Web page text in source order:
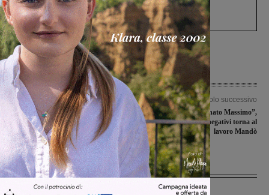
Gianni, Giulia e Franco. Lo schianto, il
processo, lo stop ai sorpassi fra tir....
Articolo precedente
Serristori, Italia in Comune:
“Ospedale punto di riferimento,
programmiamo il dopo-emergenza”
Articolo successivo
Covid-19, “Bentornato Massimo”,
dopo due tamponi negativi torna al
lavoro Mandò
Ultime Notizie